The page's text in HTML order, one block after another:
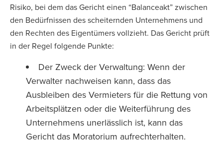
Risiko, bei dem das Gericht einen “Balanceakt” zwischen
den Bedürfnissen des scheiternden Unternehmens und
den Rechten des Eigentümers vollzieht. Das Gericht prüft
in der Regel folgende Punkte:
Der Zweck der Verwaltung: Wenn der
Verwalter nachweisen kann, dass das
Ausbleiben des Vermieters für die Rettung von
Arbeitsplätzen oder die Weiterführung des
Unternehmens unerlässlich ist, kann das
Gericht das Moratorium aufrechterhalten.